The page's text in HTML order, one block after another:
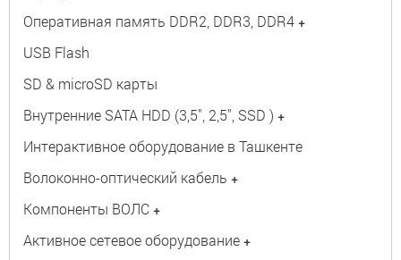
Оперативная память DDR2, DDR3, DDR4 +
USB Flash
SD & microSD карты
Внутренние SATA HDD (3,5", 2,5", SSD ) +
Интерактивное оборудование в Ташкенте
Волоконно-оптический кабель +
Компоненты ВОЛС +
Активное сетевое оборудование +